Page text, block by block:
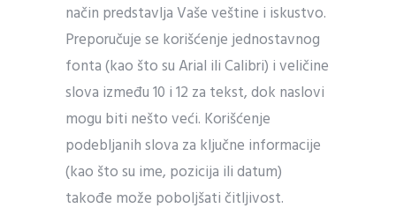
način predstavlja Vaše veštine i iskustvo.
Preporučuje se korišćenje jednostavnog
fonta (kao što su Arial ili Calibri) i veličine
slova između 10 i 12 za tekst, dok naslovi
mogu biti nešto veći. Korišćenje
podebljanih slova za ključne informacije
(kao što su ime, pozicija ili datum)
takođe može poboljšati čitljivost.